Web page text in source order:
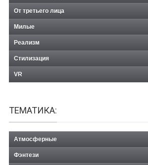
От третьего лица
Милые
Реализм
Стилизация
VR
ТЕМАТИКА:
Атмосферные
Фэнтези